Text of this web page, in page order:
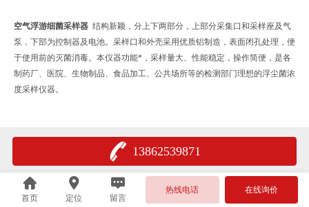
空气浮游细菌采样器 结构新颖，分上下两部分，上部分采集口和采样座及气
泵，下部为控制器及电池。采样口和外壳采用优质铝制造，表面闭孔处理，便
于使用前的灭菌消毒。本仪器功能*，采样量大、性能稳定，操作简便，是各
制药厂、医院、生物制品、食品加工、公共场所等的检测部门理想的浮尘菌浓
度采样仪器。
13862539871
首页 定位 留言
热线电话 在线询价